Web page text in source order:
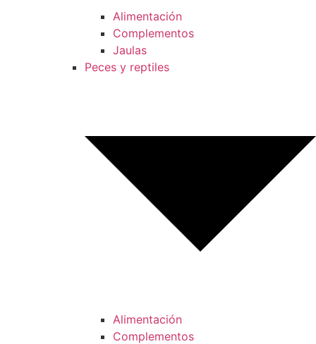
Alimentación
Complementos
Jaulas
Peces y reptiles
Alimentación
Complementos